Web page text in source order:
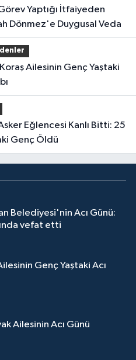
Dönmez'e Duygusal Veda
Genç Öldü
Belediyesi'nin Acı Günü:
vefat etti
Genç Yaştaki Acı
Ailesinin Acı Günü